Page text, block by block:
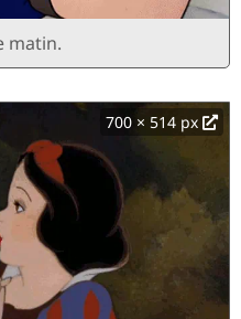
matin.
700 × 514 px